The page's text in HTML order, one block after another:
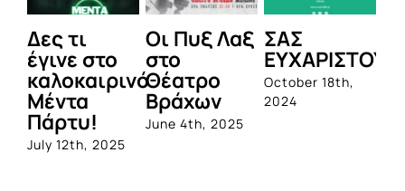
Δες τι
έγινε στο
καλοκαιρινό
Μέντα
Πάρτυ!
July 12th, 2025
Οι Πυξ Λαξ
στο
Θέατρο
Βράχων
June 4th, 2025
ΣΑΣ
October 18th,
2024